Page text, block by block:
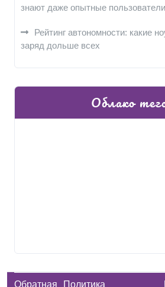
знают даже опытные пользователи
Рейтинг автономности: какие
заряд дольше всех
Облако
Обратная Политика